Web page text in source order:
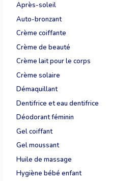
Après-soleil
Auto-bronzant
Crème coiffante
Crème de beauté
Crème lait pour le corps
Crème solaire
Démaquillant
Dentifrice et eau dentifrice
Déodorant féminin
Gel coiffant
Gel moussant
Huile de massage
Hygiène bébé enfant